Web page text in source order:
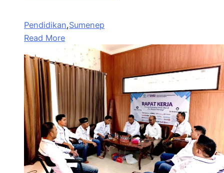
Pendidikan,Sumenep
Read More